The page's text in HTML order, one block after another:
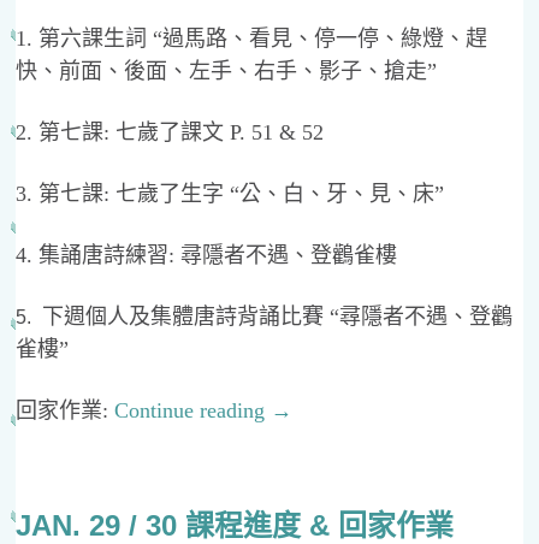
1. 第六課生詞 “過馬路、看見、停一停、綠燈、趕
快、前面、後面、左手、右手、影子、搶走”
2. 第七課: 七歲了課文 P. 51 & 52
3. 第七課: 七歲了生字 “公、白、牙、見、床”
4. 集誦唐詩練習: 尋隱者不遇、登鸛雀樓
5.
下週個人及集體唐詩背誦比賽 “尋隱者不遇、登鸛
雀樓”
回家作業:Continue reading →
JAN. 29 / 30 課程進度 & 回家作業